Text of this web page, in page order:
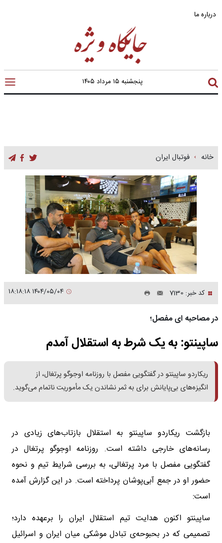
درباره ما
پنجشنبه ۱۵ مرداد ۱۴۰۵
خانه فوتبال ایران
کد خبر: 7130
در مصاحبه ای مفصل؛
ساپینتو: به یک شرط به استقلال آمدم
ریکاردو ساپینتو در گفتگویی مفصل با روزنامه اوجوگو پرتغال، از
انگیزه‌های بی‌پایانش برای به ثمر نشاندن یک مأموریت ناتمام می‌گوید.
بازگشت ریکاردو ساپینتو به استقلال بازتاب‌های زیادی در
رسانه‌های خارجی داشته است. روزنامه اوجوگو پرتغال در
گفتگویی مفصل با مرد پرتغالی، به بررسی شرایط تیم و نحوه
حضور او در جمع آبی‌پوشان پرداخته است. در این گزارش آمده
است:
ساپینتو اکنون هدایت تیم استقلال ایران را برعهده دارد؛
تصمیمی که در بحبوحه‌ی تبادل موشکی میان ایران و اسرائیل